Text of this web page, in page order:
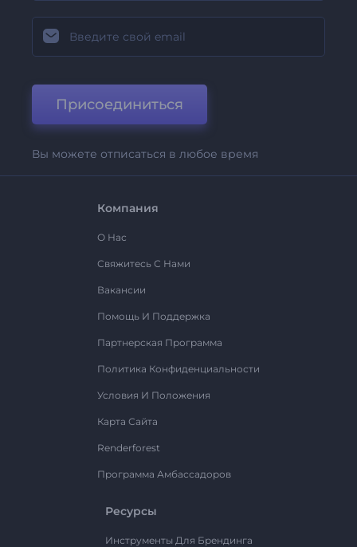
Присоединиться
Вы можете отписаться в любое время
Компания
О Нас
Свяжитесь С Нами
Вакансии
Помощь И Поддержка
Партнерская Программа
Политика Конфиденциальности
Условия И Положения
Карта Сайта
Renderforest
Программа Амбассадоров
Ресурсы
Инструменты Для Брендинга